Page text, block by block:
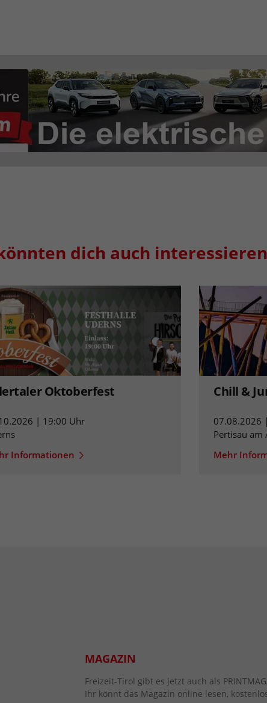
dich auch interessieren
Oktoberfest
| 19:00 Uhr
Informationen
Chill &
07.08.2026
Pertisau am
Mehr
MAGAZIN
Freizeit-Tirol gibt es jetzt auch als
Ihr könnt das Magazin online lesen,